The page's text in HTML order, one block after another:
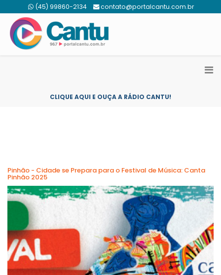
(45) 99860-2134 contato@portalcantu.com.br
CLIQUE AQUI E OUÇA A RÁDIO CANTU!
Pinhão - Cidade se Prepara para o Festival de Música: Canta
Pinhão 2025